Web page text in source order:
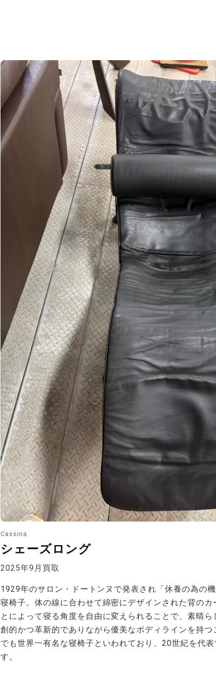
Cassina
シェーズロング
2025年9月買取
1929年のサロン・ドートンヌで発表され「休養の為の
寝椅子。体の線に合わせて綿密にデザインされた背の
とによって寝る角度を自由に変えられることで、素晴
創的かつ革新的でありながら優美なボディラインを持
でも世界一有名な寝椅子といわれており、20世紀を代
す。